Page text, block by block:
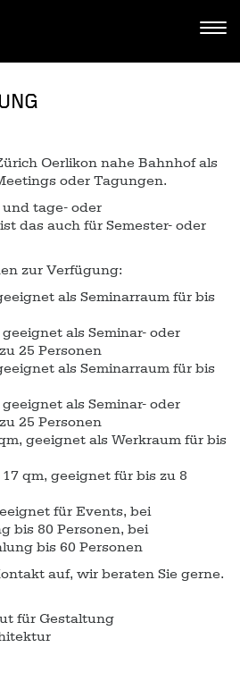
Oerlikon nahe Bahnhof als
oder Tagungen.
tage- oder
das auch für Semester- oder
zur Verfügung:
als Seminarraum für bis
geeignet als Seminar- oder
25 Personen
als Seminarraum für bis
geeignet als Seminar- oder
25 Personen
geeignet als Werkraum für bis
17 qm, geeignet für bis zu 8
für Events, bei
bis 80 Personen, bei
bis 60 Personen
auf, wir beraten Sie gerne.
für Gestaltung